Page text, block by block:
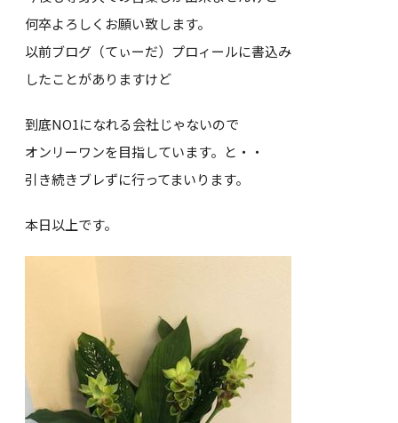
何卒よろしくお願い致します。
以前ブログ（てぃーだ）プロィールに書込み
したことがありますけど
到底NO1になれる会社じゃないので
オンリーワンを目指しています。と・・
引き続きブレずに行ってまいります。
本日以上です。